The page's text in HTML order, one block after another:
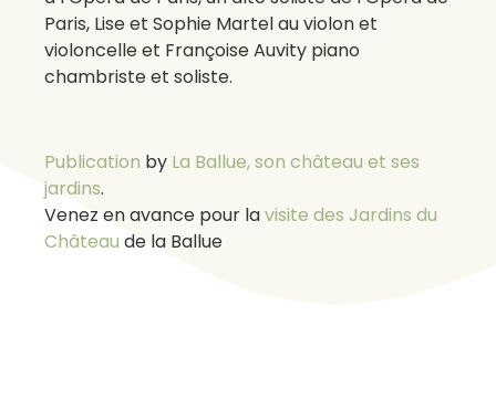
Paris, Lise et Sophie Martel au violon et
violoncelle et Françoise Auvity piano
chambriste et soliste.
Publication by La Ballue, son château et ses
jardins.
Venez en avance pour lavisite des Jardins du
Château de la Ballue